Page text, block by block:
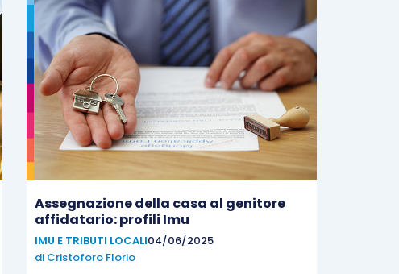
Assegnazione della casa al genitore
affidatario: profili Imu
IMU E TRIBUTI LOCALI04/06/2025
di Cristoforo Florio